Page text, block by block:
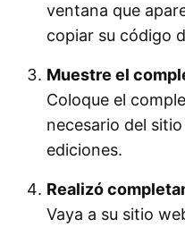
ventana que
copiar su código
Muestre el
Coloque el
necesario del
ediciones.
Realizó
Vaya a su sitio